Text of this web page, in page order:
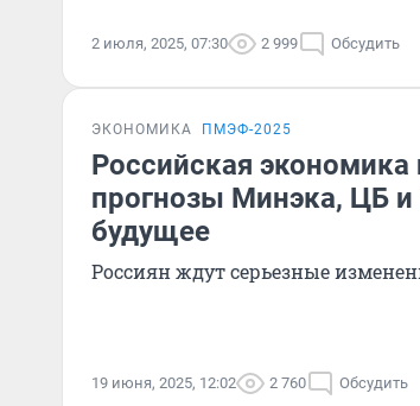
2 июля, 2025, 07:30 2 999 Обсудить
ЭКОНОМИКА ПМЭФ-2025
Российская экономика
прогнозы Минэка, ЦБ
будущее
Россиян ждут серьезные
19 июня, 2025, 12:02 2 760 Обсудить